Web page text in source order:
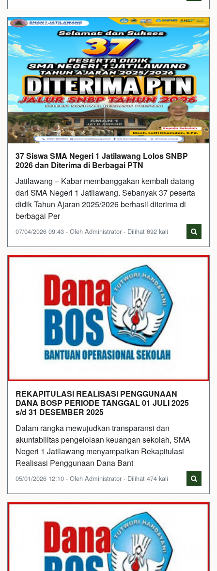
37 Siswa SMA Negeri 1 Jatilawang Lolos SNBP
2026 dan Diterima di Berbagai PTN
Jatilawang – Kabar membanggakan kembali datang
dari SMA Negeri 1 Jatilawang. Sebanyak 37 peserta
didik Tahun Ajaran 2025/2026 berhasil diterima di
berbagai Per
07/04/2026 09:43 - Oleh Administrator - Dilihat 692 kali
REKAPITULASI REALISASI PENGGUNAAN
DANA BOSP PERIODE TANGGAL 01 JULI 2025
s/d 31 DESEMBER 2025
Dalam rangka mewujudkan transparansi dan
akuntabilitas pengelolaan keuangan sekolah, SMA
Negeri 1 Jatilawang menyampaikan Rekapitulasi
Realisasi Penggunaan Dana Bant
05/01/2026 12:10 - Oleh Administrator - Dilihat 474 kali